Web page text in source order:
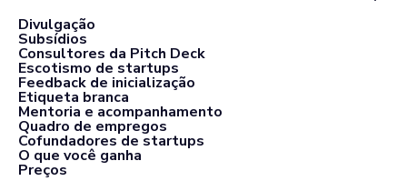
Divulgação
Subsídios
Consultores da Pitch Deck
Escotismo de startups
Feedback de inicialização
Etiqueta branca
Mentoria e acompanhamento
Quadro de empregos
Cofundadores de startups
O que você ganha
Preços